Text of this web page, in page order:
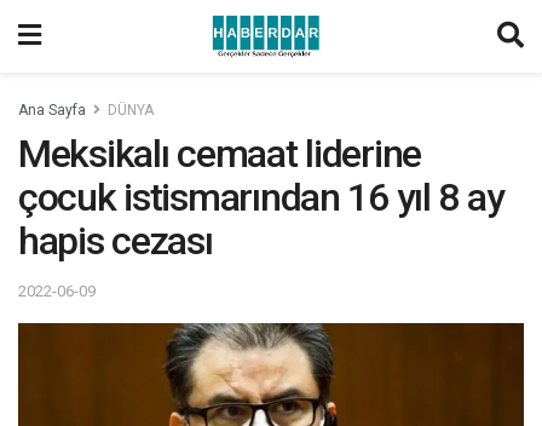
Ana Sayfa DÜNYA
Meksikalı cemaat liderine
çocuk istismarından 16 yıl 8 ay
hapis cezası
2022-06-09